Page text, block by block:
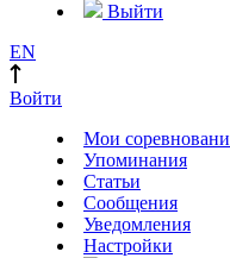
Выйти
EN
Войти
Мои
Упоминания
Статьи
Сообщения
Уведомления
Настройки